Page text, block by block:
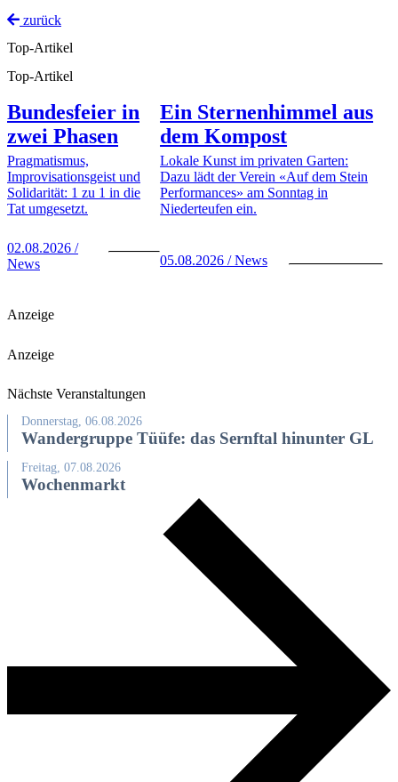
zurück
Top-Artikel
Top-Artikel
Bundesfeier in
zwei Phasen
Pragmatismus,
Improvisationsgeist und
Solidarität: 1 zu 1 in die
Tat umgesetzt.
02.08.2026 /
News
Ein Sternenhimmel aus
dem Kompost
Lokale Kunst im privaten Garten:
Dazu lädt der Verein «Auf dem Stein
Performances» am Sonntag in
Niederteufen ein.
05.08.2026 / News
Anzeige
Anzeige
Nächste Veranstaltungen
Donnerstag, 06.08.2026
Wandergruppe Tüüfe: das Sernftal hinunter GL
Freitag, 07.08.2026
Wochenmarkt